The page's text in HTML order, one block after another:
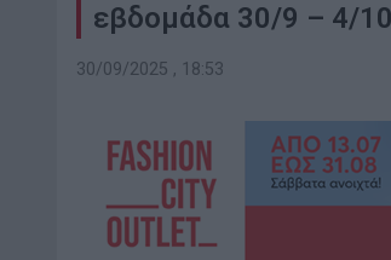
εβδομάδα 30/9 – 4/10
30/09/2025 , 18:53